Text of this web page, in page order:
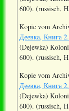
600). (russisch,
Kopie vom
Деевка, Книга 2.
(Dejewka)
600). (russisch,
Kopie vom
Деевка, Книга 2.
(Dejewka)
600). (russisch,